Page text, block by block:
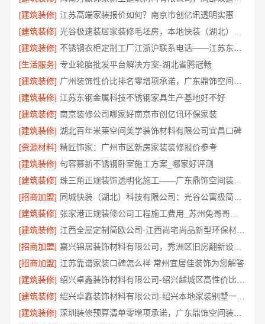
[建筑装修] 江苏高端家装报价如何？南京市创亿讯透明实惠
[建筑装修]
[建筑装修]
[生活服务] 专业轮胎批发平台解决方案-湖北省腾冠畅
[建筑装修]
[建筑装修] 江苏东钢金属科技不锈钢家具生产基地好不好
[建筑装修] 南京装修公司哪家好南京市创亿讯环保家装
[建筑装修] 湖北百年米莱空间美学装饰材料有限公司宜昌口碑
[资源材料] 精匠饰家：广州市区新房家装装修报价参考
[建筑装修] 句容慕新不锈钢卧室施工方案_哪家好评测
[建筑装修]
珠三角正规装饰透明化施工——广东鼎饰空间装饰工程有限公司
[招商加盟]
[建筑装修]
张家港正规装修公司工程施工费用_苏州兔哥哥智装新材料有限公司
[建筑装修]
江西全屋定制简欧公司-江西尚宅尚品新型环保材料有限公司
[招商加盟]
嘉兴锦居装饰材料有限公司，秀洲区旧房翻新设计师口碑
[招商加盟] 江苏靠谱家装口碑怎么样 常州宜居佳装饰为您解答
[建筑装修]
[建筑装修]
绍兴卓鑫装饰材料有限公司-绍兴本地家装别墅一站式全包服务
[建筑装修]
深圳装修预算清单零增项承诺，广东鼎饰空间装饰工程有限公司靠谱